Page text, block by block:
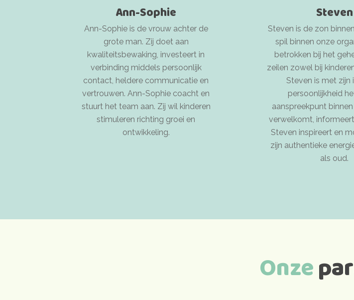
Ann-Sophie
Ann-Sophie is de vrouw achter de
grote man. Zij doet aan
kwaliteitsbewaking, investeert in
verbinding middels persoonlijk
contact, heldere communicatie en
vertrouwen. Ann-Sophie coacht en
stuurt het team aan. Zij wil kinderen
stimuleren richting groei en
ontwikkeling.
Steven
Steven is de zon
spil binnen onze
betrokken bij het
zeilen zowel bij
Steven is met zijn
persoonlijkheid
aanspreekpunt
verwelkomt,
Steven inspireert en
zijn authentieke
als oud.
Onze